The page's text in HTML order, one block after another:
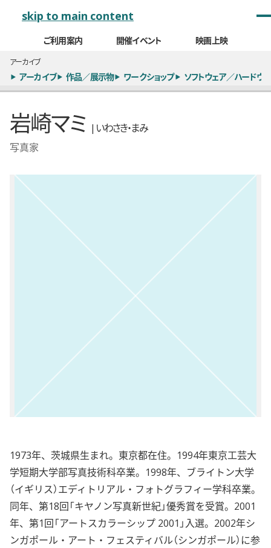
skip to main content
ご利用案内 開催イベント 映画上映
アーカイブ
アーカイブ 作品／展示物 ワークショップ ソフトウェア／ハードウ
岩崎マミ | いわさき・まみ
写真家
1973年、茨城県生まれ。東京都在住。1994年東京工芸大
学短期大学部写真技術科卒業。1998年、ブライトン大学
（イギリス）エディトリアル・フォトグラフィー学科卒業。
同年、第18回「キヤノン写真新世紀」優秀賞を受賞。2001
年、第1回「アートスカラーシップ 2001」入選。2002年シ
ンガポール・アート・フェスティバル（シンガポール）に参